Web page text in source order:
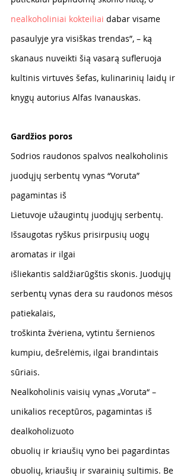
nealkoholiniai kokteiliai dabar visame
pasaulyje yra visiškas trendas”, – ką
skanaus nuveikti šią vasarą sufleruoja
kultinis virtuvės šefas, kulinarinių laidų ir
knygų autorius Alfas Ivanauskas.
Gardžios poros
Sodrios raudonos spalvos nealkoholinis
juodųjų serbentų vynas “Voruta”
pagamintas iš
Lietuvoje užaugintų juodųjų serbentų.
Išsaugotas ryškus prisirpusių uogų
aromatas ir ilgai
išliekantis saldžiarūgštis skonis. Juodųjų
serbentų vynas dera su raudonos mėsos
patiekalais,
troškinta žvėriena, vytintu šernienos
kumpiu, dešrelėmis, ilgai brandintais
sūriais.
Nealkoholinis vaisių vynas „Voruta“ –
unikalios receptūros, pagamintas iš
dealkoholizuoto
obuolių ir kriaušių vyno bei pagardintas
obuolių, kriaušių ir svarainių sultimis. Be